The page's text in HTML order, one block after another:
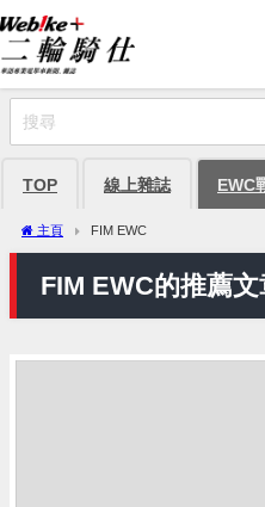
TOP 線上雜誌 EWC
主頁 FIM EWC
FIM EWC的推薦文